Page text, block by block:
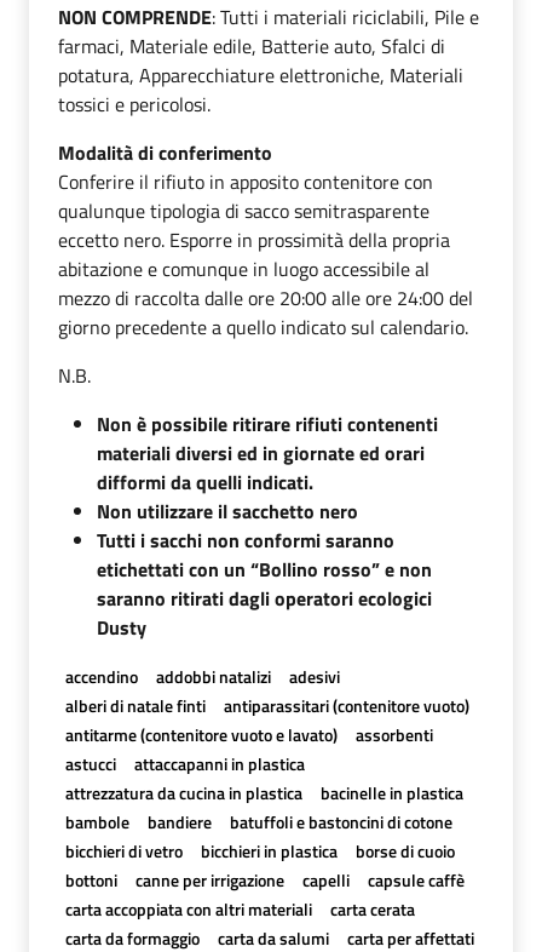
NON COMPRENDE: Tutti i materiali riciclabili, Pile e
farmaci, Materiale edile, Batterie auto, Sfalci di
potatura, Apparecchiature elettroniche, Materiali
tossici e pericolosi.
Modalità di conferimento
Conferire il rifiuto in apposito contenitore con
qualunque tipologia di sacco semitrasparente
eccetto nero. Esporre in prossimità della propria
abitazione e comunque in luogo accessibile al
mezzo di raccolta dalle ore 20:00 alle ore 24:00 del
giorno precedente a quello indicato sul calendario.
N.B.
Non è possibile ritirare rifiuti contenenti
materiali diversi ed in giornate ed orari
difformi da quelli indicati.
Non utilizzare il sacchetto nero
Tutti i sacchi non conformi saranno
etichettati con un “Bollino rosso” e non
saranno ritirati dagli operatori ecologici
Dusty
accendino addobbi natalizi
adesivi
alberi di natale finti
antiparassitari (contenitore vuoto)
antitarme (contenitore vuoto e lavato)
assorbenti
astucci
attaccapanni in plastica
attrezzatura da cucina in plastica
bacinelle in plastica
bambole
bandiere
batuffoli e bastoncini di cotone
bicchieri di vetro
bicchieri in plastica
borse di cuoio
bottoni
canne per irrigazione capelli
capsule caffè
carta accoppiata con altri materiali
carta cerata
carta da formaggio
carta da salumi
carta per affettati